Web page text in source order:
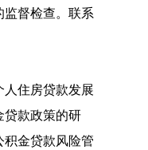
督检查。 联系
人住房贷款发展
贷款政策的研
积金贷款风险管